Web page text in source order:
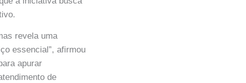
revela uma
essencial”, afirmou
apurar
de